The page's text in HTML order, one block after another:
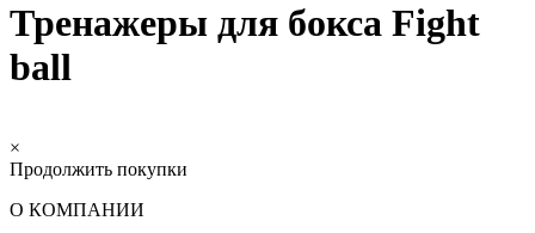
Тренажеры для бокса Fight
ball
×
Продолжить покупки
О КОМПАНИИ